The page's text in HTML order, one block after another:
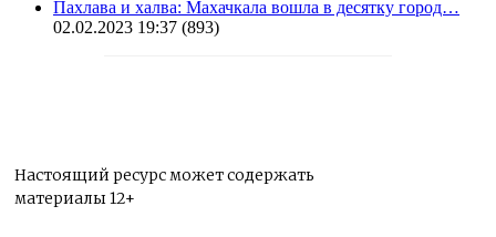
Пахлава и халва: Махачкала вошла в десятку город…
02.02.2023 19:37 (893)
Настоящий ресурс может содержать
материалы 12+